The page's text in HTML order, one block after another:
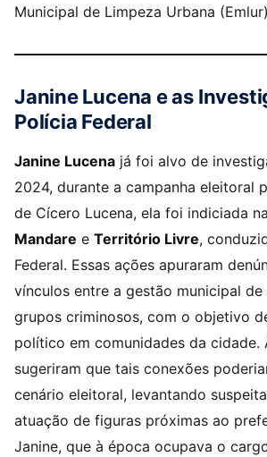
Municipal de Limpeza Urbana
Janine Lucena e as
Polícia Federal
Janine Lucena já foi alvo de
2024, durante a campanha eleitoral
de Cícero Lucena, ela foi indiciada
Mandare e Território Livre,
Federal. Essas ações apuraram
vínculos entre a gestão municipal de
grupos criminosos, com o objetivo
político em comunidades da cidade.
sugeriram que tais conexões
cenário eleitoral, levantando
atuação de figuras próximas ao
Janine, que à época ocupava o